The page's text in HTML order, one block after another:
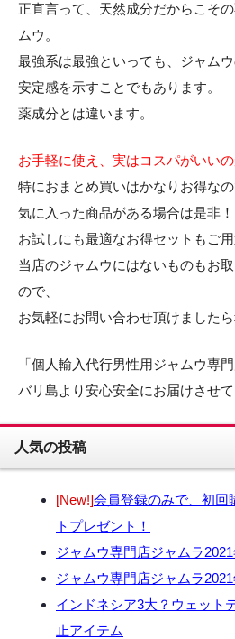
正直言って、天然成分だからこそ
ムウ。
最強系は最強といっても、ジャム
安定感を示すことでもあります。
薬成分とは違います。
お手軽に使え、実はコスパがいいの
特におまとめ買いはかなりお得なの
気に入った商品がある場合は是非！
お試しにも最適なお得セットもご用
当店のジャムウにはないものもお
ので、
お気軽にお問い合わせ頂けましたら
「個人輸入代行男性用ジャムウ専
バリ島より安心安全にお届けさせて
人気の投稿
[New!]会員登録のみで、初回
トプレゼント！
ジャムウ専門店ジャムラ
ジャムウ専門店ジャムラ
インドネシア3大？ウェット
止アイテム